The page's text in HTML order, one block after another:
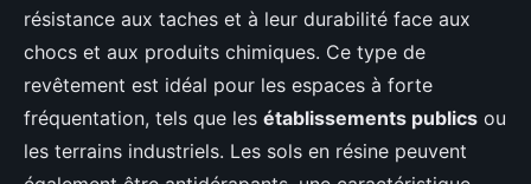
résistance aux taches et à leur durabilité face aux
chocs et aux produits chimiques. Ce type de
revêtement est idéal pour les espaces à forte
fréquentation, tels que les établissements publics ou
les terrains industriels. Les sols en résine peuvent